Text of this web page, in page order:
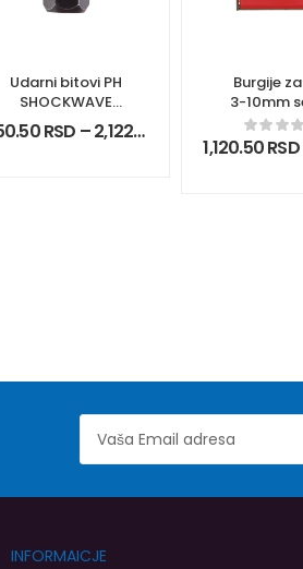
Udarni bitovi PH
SHOCKWAVE
ojačani 1/4″
RSD –2,122.50
Burgije
3-10mm
1,120.50RSD
INFORMAICJE